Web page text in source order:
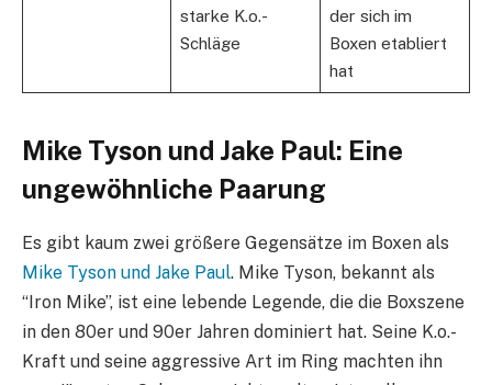
starke K.o.-
Schläge
der sich im
Boxen etabliert
hat
Mike Tyson und Jake Paul: Eine
ungewöhnliche Paarung
Es gibt kaum zwei größere Gegensätze im Boxen als
Mike Tyson und Jake Paul. Mike Tyson, bekannt als
“Iron Mike”, ist eine lebende Legende, die die Boxszene
in den 80er und 90er Jahren dominiert hat. Seine K.o.-
Kraft und seine aggressive Art im Ring machten ihn